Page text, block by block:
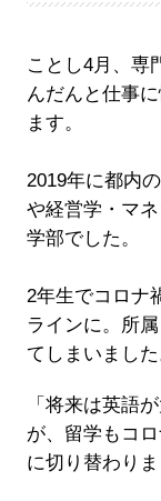
ことし4月、専
んだんと仕事
ます。
2019年に都内
や経営学・マ
学部でした。
2年生でコロナ
ラインに。所
てしまいました
「将来は英語
が、留学もコ
に切り替わりま